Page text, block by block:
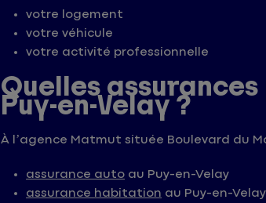
votre logement
votre véhicule
votre activité professionnelle
Quelles
Puy-en-Velay ?
À l’agence Matmut située Boulevard du
assurance auto au Puy-en-Velay
assurance habitation au Puy-en-Velay